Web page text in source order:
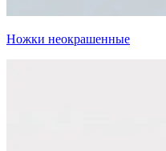
Ножки неокрашенные